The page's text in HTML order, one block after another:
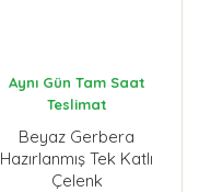
Aynı Gün Tam Saat
Teslimat
Beyaz Gerbera
Hazırlanmış Tek Katlı
Çelenk